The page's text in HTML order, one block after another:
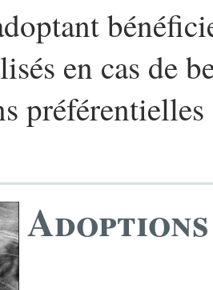
en cas de